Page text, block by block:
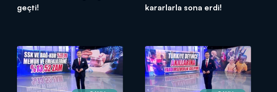
geçti!
kararlarla sona erdi!